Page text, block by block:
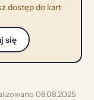
dostęp do kart
się
08.08.2025